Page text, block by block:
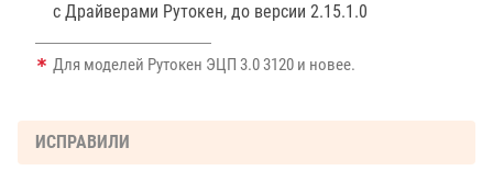
с Драйверами Рутокен, до версии 2.15.1.0
Для моделей Рутокен ЭЦП 3.0 3120 и новее.
ИСПРАВИЛИ